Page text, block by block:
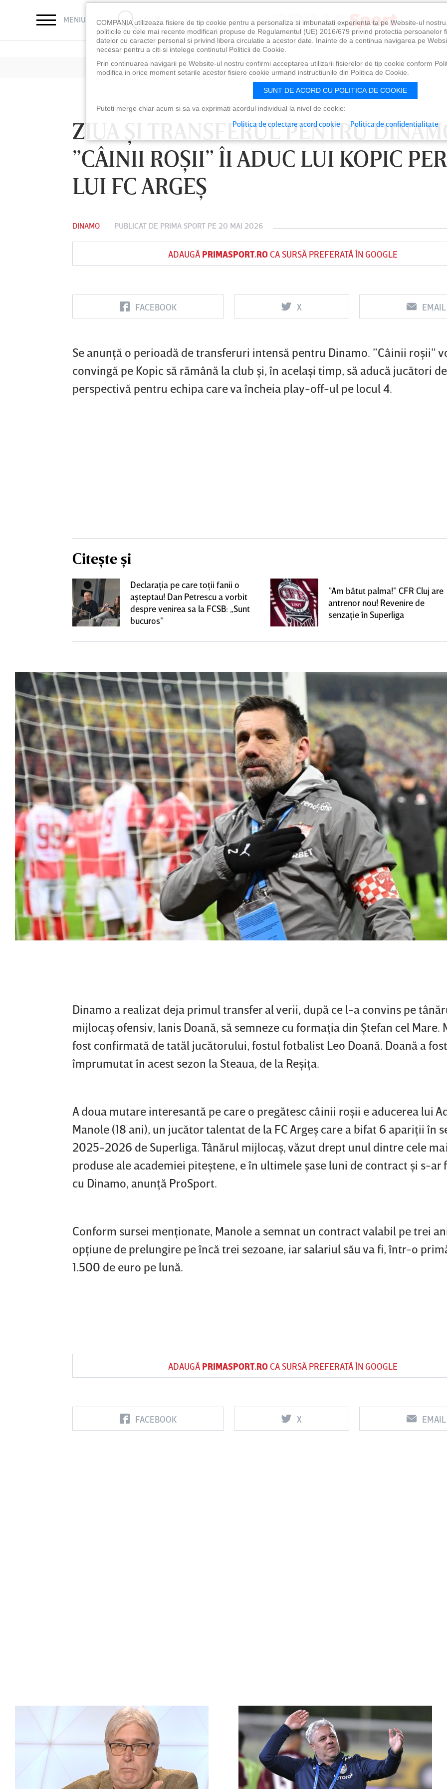
MENIU CAUTĂ
ZIUA ŞI TRANSFERUL PENTRU
”CÂINII ROŞII” ÎI ADUC LUI KOPIC
LUI FC ARGEŞ
DINAMO PUBLICAT DE PRIMA SPORT PE 20 MAI 2026
ADAUGĂ PRIMASPORT.ROCA SURSĂ PREFERATĂ ÎN GOOGLE
FACEBOOK X EMAIL
Se anunţă o perioadă de transferuri intensă pentru Dinamo. ”Câinii roşii”
convingă pe Kopic să rămână la club şi, în acelaşi timp, să aducă jucători de
perspectivă pentru echipa care va încheia play-off-ul pe locul 4.
Citește și
Declaraţia pe care toţii fanii o
aşteptau! Dan Petrescu a vorbit
despre venirea sa la FCSB: „Sunt
bucuros”
”Am bătut palma!” CFR Cluj are
antrenor nou! Revenire de
senzaţie în Superliga
Dinamo a realizat deja primul transfer al verii, după ce l-a convins pe
mijlocaş ofensiv, Ianis Doană, să semneze cu formaţia din Ştefan cel Mare.
fost confirmată de tatăl jucătorului, fostul fotbalist Leo Doană. Doană a fost
împrumutat în acest sezon la Steaua, de la Reşiţa.
A doua mutare interesantă pe care o pregătesc câinii roşii e aducerea lui
Manole (18 ani), un jucător talentat de la FC Argeş care a bifat 6 apariţii în
2025-2026 de Superliga. Tânărul mijlocaş, văzut drept unul dintre cele
produse ale academiei piteştene, e în ultimele şase luni de contract şi s-ar
cu Dinamo, anunţă ProSport.
Conform sursei menţionate, Manole a semnat un contract valabil pe trei
opţiune de prelungire pe încă trei sezoane, iar salariul său va fi, într-o
1.500 de euro pe lună.
ADAUGĂ PRIMASPORT.ROCA SURSĂ PREFERATĂ ÎN GOOGLE
FACEBOOK X EMAIL
FC Botoşani
Vs
Corvinul
Hunedoara
COMPANIA utilizeaza fisiere de tip cookie pentru a personaliza si imbunatati experienta ta pe Website-ul
politicile cu cele mai recente modificari propuse de Regulamentul (UE) 2016/679 privind protectia persoanelor
datelor cu caracter personal si privind libera circulatie a acestor date. Inainte de a continua navigarea pe
necesar pentru a citi si intelege continutul Politicii de Cookie.
Prin continuarea navigarii pe Website-ul nostru confirmi acceptarea utilizarii fisierelor de tip cookie conform
modifica in orice moment setarile acestor fisiere cookie urmand instructiunile din Politica de Cookie.
SUNT DE ACORD CU POLITICA DE COOKIE
Puteti merge chiar acum si sa va exprimati acordul individual la nivel de cookie:
Politica de colectare acord cookie Politica de confidentialitate